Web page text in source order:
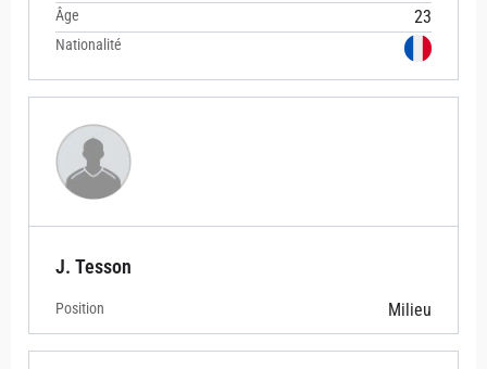
Âge 23
Nationalité
J. Tesson
Position Milieu